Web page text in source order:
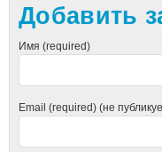
Добавить
Имя (required)
Email (required) (не